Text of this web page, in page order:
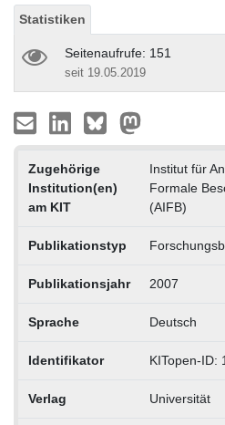
Statistiken
Seitenaufrufe: 151
seit 19.05.2019
Zugehörige
Institution(en)
am KIT
Institut für
Formale
(AIFB)
Publikationstyp
Publikationsjahr 2007
Sprache Deutsch
Identifikator KITopen-ID:
Verlag Universität